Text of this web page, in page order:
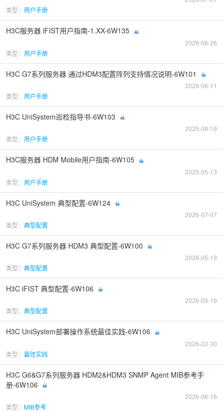
类型： 用户手册
H3C服务器 iFIST用户指南-1.XX-6W135
2026-06-26
类型： 用户手册
H3C G7系列服务器 通过HDM3配置阵列支持情况说明-6W101
2026-06-11
类型： 用户手册
H3C UniSystem巡检指导书-6W103
2025-08-19
类型： 用户手册
H3C服务器 HDM Mobile用户指南-6W105
2025-05-13
类型： 用户手册
H3C UniSystem 典型配置-6W124
2026-07-07
类型： 典型配置
H3C G7系列服务器 HDM3 典型配置-6W100
2026-05-19
类型： 典型配置
H3C iFIST 典型配置-6W106
2026-03-19
类型： 典型配置
H3C UniSystem部署操作系统最佳实践-6W106
2026-03-30
类型： 最佳实践
H3C G6&G7系列服务器 HDM2&HDM3 SNMP Agent MIB参考手
册-6W106
2026-06-16
类型： MIB参考